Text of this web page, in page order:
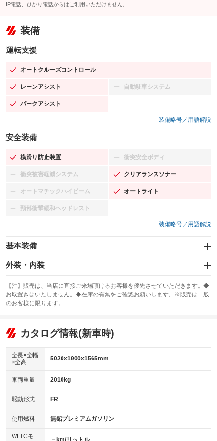
IP電話、ひかり電話からはご利用いただけません。
装備
運転支援
オートクルーズコントロール
：装備あり
レーンアシスト
：装備あり 自動駐車システム
：装備なし
パークアシスト
：装備あり
装備略号／用語解説
安全装備
横滑り防止装置
：装備あり 衝突安全ボディ
：装備なし
衝突被害軽減システム
：装備なし クリアランスソナー
：装備あり
オートマチックハイビーム
：装備なし オートライト
：装備あり
頸部衝撃緩和ヘッドレスト
：装備なし
装備略号／用語解説
基本装備
エアバッグ：運転席/助手席/サイド
：装備あり
：装備なし
サンルーフ
：装備あり ABS
リフトアップ
：装備なし
：装備なし
パワーウィンドウ
アイドリングストップ
：装備あり
USB入力端子
：装備あり
100V電源
：装備なし
センターデフロック
：装備なし
外装・内装
カーナビ：HDDナビ
：装備あり
TV：フルセグ
：装備あり
ビジュアル：-／DVD再生
：装備あり
アルミホイール：19インチ
：装備あり
HID(キセノンライト)
バックカメラ
エアロ
【注】販売は、当店に直接ご来場頂けるお客様を優先させていただきます。◆
お取置きはいたしません。◆在庫の有無をご確認お願いします。※販売は一般
のお客様に限ります。
カタログ情報(新車時)
全長×全幅
×全高
5020x1900x1565mm
車両重量 2010kg
駆動形式 FR
使用燃料 無鉛プレミアムガソリン
WLTCモ
－km/リットル